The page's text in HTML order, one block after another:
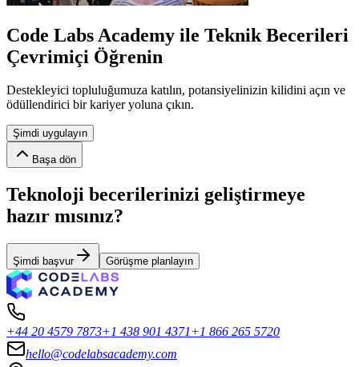
Code Labs Academy ile Teknik Becerileri
Çevrimiçi Öğrenin
Destekleyici topluluğumuza katılın, potansiyelinizin kilidini açın ve
ödüllendirici bir kariyer yoluna çıkın.
Şimdi uygulayın
Başa dön
Teknoloji becerilerinizi geliştirmeye
hazır mısınız?
Şimdi başvur Görüşme planlayın
+44 20 4579 7873+1 438 901 4371+1 866 265 5720
hello@codelabsacademy.com